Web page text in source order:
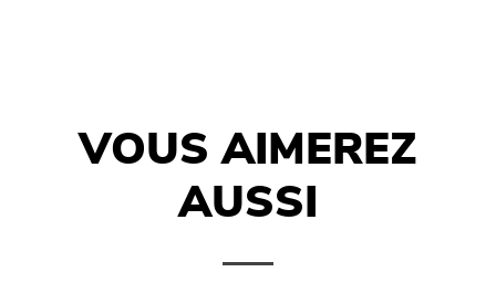
VOUS AIMEREZ
AUSSI